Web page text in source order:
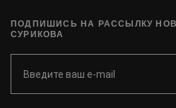
ПОДПИШИСЬ НА РАССЫЛКУ
СУРИКОВА